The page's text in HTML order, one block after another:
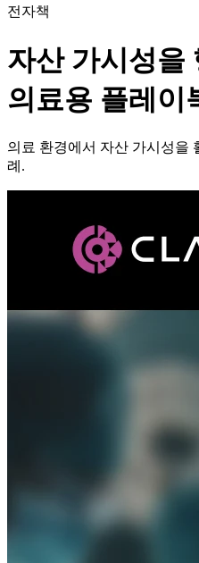
전자책
자산 가시성을
의료용 플레이
의료 환경에서 자산 가시성을
례.